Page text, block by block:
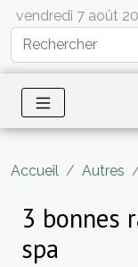
vendredi 7 août
Accueil Autres
3 bonnes
spa